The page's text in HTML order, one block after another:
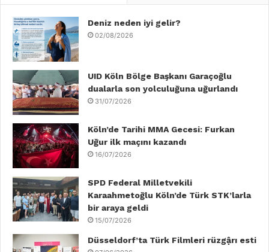
b
o
o
k
t
r
e
I
n
u
e
r
Deniz neden iyi gelir?
02/08/2026
UID Köln Bölge Başkanı Garaçoğlu
dualarla son yolculuğuna uğurlandı
31/07/2026
Köln’de Tarihi MMA Gecesi: Furkan
Uğur ilk maçını kazandı
16/07/2026
SPD Federal Milletvekili
Karaahmetoğlu Köln’de Türk STK’larla
bir araya geldi
15/07/2026
Düsseldorf’ta Türk Filmleri rüzgậrı esti